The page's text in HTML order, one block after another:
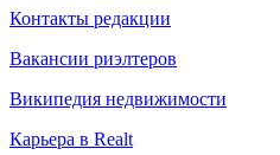
Контакты редакции
Вакансии риэлтеров
Википедия недвижимости
Карьера в Realt